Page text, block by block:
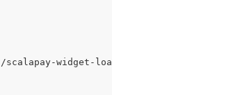
widget-loader.js?version=V5"></